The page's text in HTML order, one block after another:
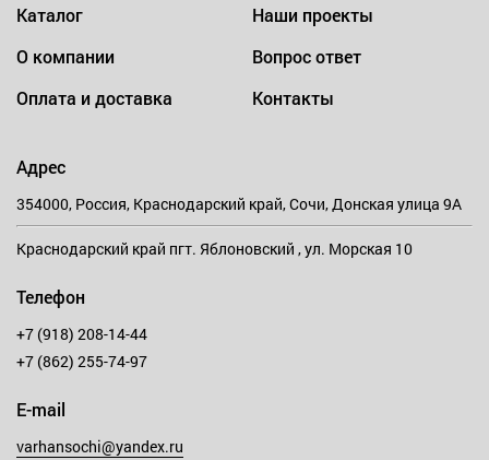
Каталог
О компании
Оплата и доставка
Наши проекты
Вопрос ответ
Контакты
Адрес
354000, Россия, Краснодарский край, Сочи, Донская улица 9А
Краснодарский край пгт. Яблоновский , ул. Морская 10
Телефон
+7 (918) 208-14-44
+7 (862) 255-74-97
E-mail
varhansochi@yandex.ru